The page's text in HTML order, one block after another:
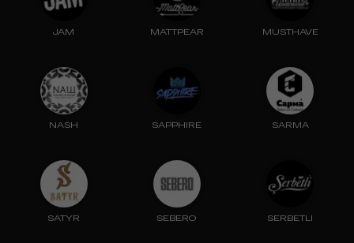
JAM MATTPEAR MUSTHAVE
NASH SAPPHIRE SARMA
SATYR SEBERO SERBETLI